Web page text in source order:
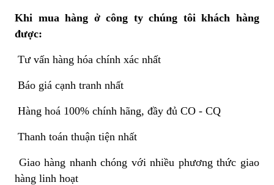
Khi mua hàng ở công ty chúng tôi khách hàng
được:
Tư vấn hàng hóa chính xác nhất
Báo giá cạnh tranh nhất
Hàng hoá 100% chính hãng, đầy đủ CO - CQ
Thanh toán thuận tiện nhất
Giao hàng nhanh chóng với nhiều phương thức giao
hàng linh hoạt